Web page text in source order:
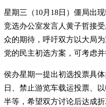
星期三（10月18日）僵局出
竞选办公室发言人黄子哲接
众的期待，呼吁双方以大局
党的民主初选方案，可考虑
侯办星期一提出初选投票具
日、禁止游览车载运投票、
半等，希望双方讨论后达成折